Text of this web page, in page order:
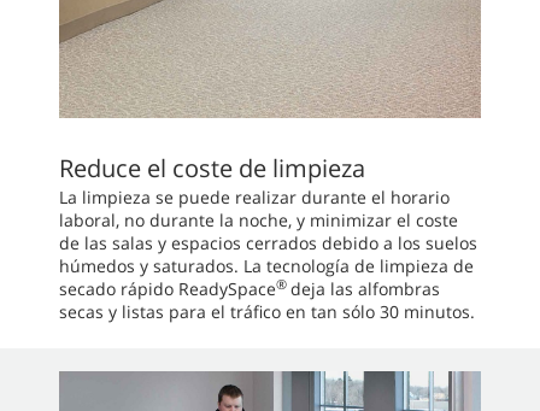
Reduce el coste de limpieza
La limpieza se puede realizar durante el horario
laboral, no durante la noche, y minimizar el coste
de las salas y espacios cerrados debido a los suelos
húmedos y saturados. La tecnología de limpieza de
secado rápido ReadySpace® deja las alfombras
secas y listas para el tráfico en tan sólo 30 minutos.